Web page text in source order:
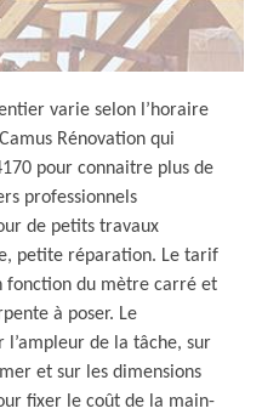
varie selon l’horaire
Rénovation qui
pour connaitre plus de
professionnels
de petits travaux
petite réparation. Le tarif
fonction du mètre carré et
à poser. Le
de la tâche, sur
et sur les dimensions
fixer le coût de la main-